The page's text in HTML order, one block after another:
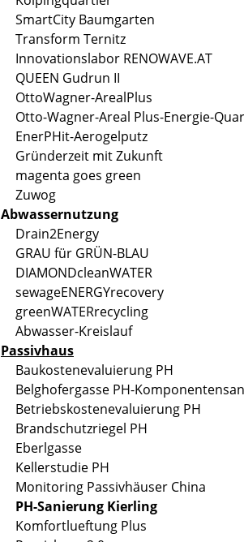
SmartCity Baumgarten
Transform Ternitz
Innovationslabor RENOWAVE.AT
QUEEN Gudrun II
OttoWagner-ArealPlus
Otto-Wagner-Areal Plus-Energie-
EnerPHit-Aerogelputz
Gründerzeit mit Zukunft
magenta goes green
Zuwog
Abwassernutzung
Drain2Energy
GRAU für GRÜN-BLAU
DIAMONDcleanWATER
sewageENERGYrecovery
greenWATERrecycling
Abwasser-Kreislauf
Passivhaus
Baukostenevaluierung PH
Belghofergasse PH-
Betriebskostenevaluierung PH
Brandschutzriegel PH
Eberlgasse
Kellerstudie PH
Monitoring Passivhäuser China
PH-Sanierung Kierling
Komfortlueftung Plus